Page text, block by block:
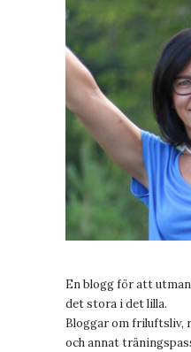
En blogg för att
det stora i det lilla.
Bloggar om friluftsliv,
och annat